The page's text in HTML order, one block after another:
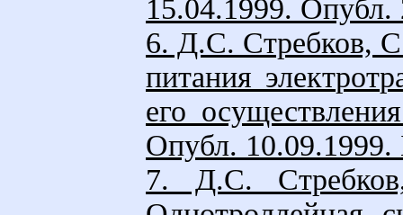
15.04.1999.
6. Д.С. Стребков,
питания
его
Опубл.
7. Д.С.